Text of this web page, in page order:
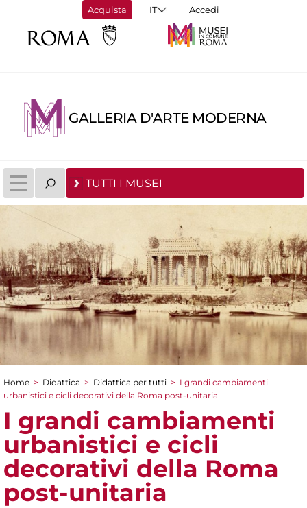
Acquista Accedi
GALLERIA D'ARTE MODERNA
TUTTI I MUSEI
Tu sei qui
Home > Didattica > Didattica per tutti > I grandi cambiamenti
urbanistici e cicli decorativi della Roma post-unitaria
I grandi cambiamenti
urbanistici e cicli
decorativi della Roma
post-unitaria